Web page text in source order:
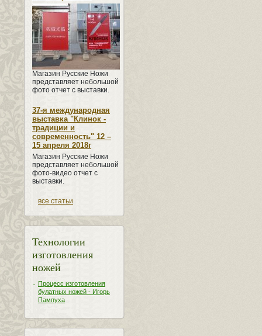
Магазин Русские Ножи
представляет небольшой
фото отчет с выставки.
37-я международная
выставка "Клинок -
традиции и
современность" 12 –
15 апреля 2018г
Магазин Русские Ножи
представляет небольшой
фото-видео отчет с
выставки.
все статьи
Технологии
изготовления
ножей
Процесс изготовления
булатных ножей - Игорь
Пампуха